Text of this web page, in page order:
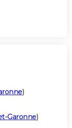
)
Garonne)